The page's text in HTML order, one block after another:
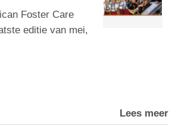
Foster Care
editie van mei,
Lees meer